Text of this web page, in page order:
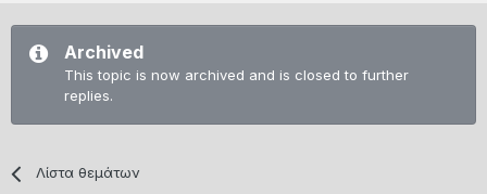
Archived
This topic is now archived and is closed to further
replies.
Λίστα θεμάτων